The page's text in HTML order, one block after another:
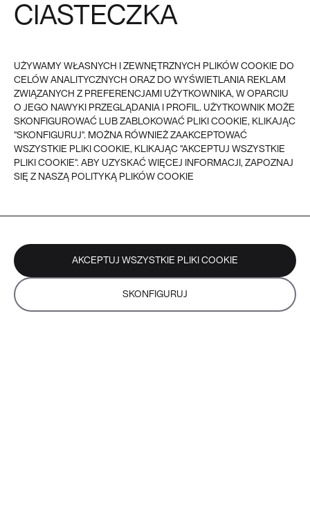
OBSŁUGA KLIENTA
PŁATNOŚĆ
DOSTAWA
ZWROTY
REKLAMACJE
POZOSTAŁE
VEER - 2026 © VEER, WSZYSTKIE PRAWA ZASTRZEŻONE
CIASTECZKA
UŻYWAMY WŁASNYCH I ZEWNĘTRZNYCH PLIKÓW COOKIE DO
CELÓW ANALITYCZNYCH ORAZ DO WYŚWIETLANIA REKLAM
ZWIĄZANYCH Z PREFERENCJAMI UŻYTKOWNIKA, W OPARCIU
O JEGO NAWYKI PRZEGLĄDANIA I PROFIL. UŻYTKOWNIK MOŻE
SKONFIGUROWAĆ LUB ZABLOKOWAĆ PLIKI COOKIE, KLIKAJĄC
"SKONFIGURUJ". MOŻNA RÓWNIEŻ ZAAKCEPTOWAĆ
WSZYSTKIE PLIKI COOKIE, KLIKAJĄC "AKCEPTUJ WSZYSTKIE
PLIKI COOKIE". ABY UZYSKAĆ WIĘCEJ INFORMACJI, ZAPOZNAJ
SIĘ Z NASZĄ POLITYKĄ PLIKÓW COOKIE
SKONFIGURUJ
AKCEPTUJ WSZYSTKIE PLIKI COOKIE